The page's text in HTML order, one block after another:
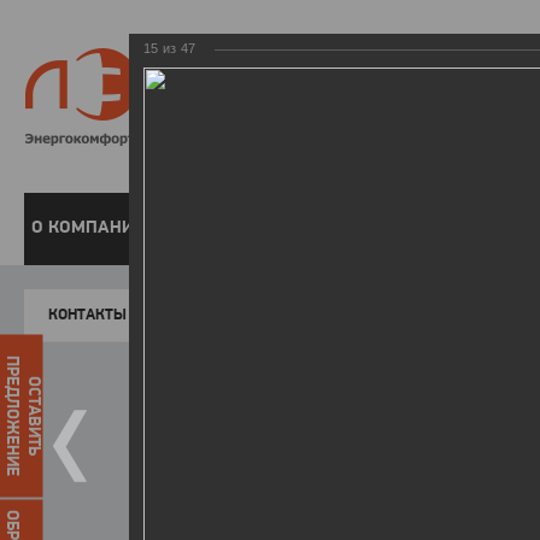
8 800
О КОМПАНИИ
КОНТАКТЫ
ОСТАВИТЬ
ПРЕДЛОЖЕНИЕ
15 из 47